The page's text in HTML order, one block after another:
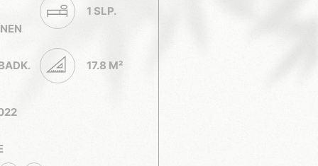
1 SLP.
17.8 M²